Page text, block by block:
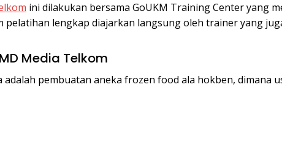
ini dilakukan bersama GoUKM Training Center yang
lengkap diajarkan langsung oleh trainer yang
Media Telkom
pembuatan aneka frozen food ala hokben, dimana